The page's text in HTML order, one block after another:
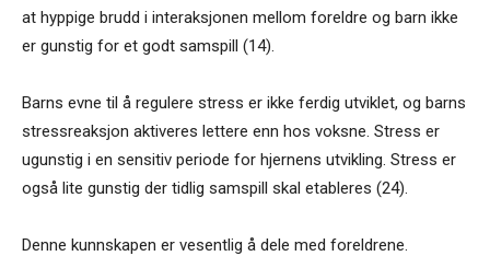
at hyppige brudd i interaksjonen mellom foreldre og barn ikke
er gunstig for et godt samspill (14).
Barns evne til å regulere stress er ikke ferdig utviklet, og barns
stressreaksjon aktiveres lettere enn hos voksne. Stress er
ugunstig i en sensitiv periode for hjernens utvikling. Stress er
også lite gunstig der tidlig samspill skal etableres (24).
Denne kunnskapen er vesentlig å dele med foreldrene.